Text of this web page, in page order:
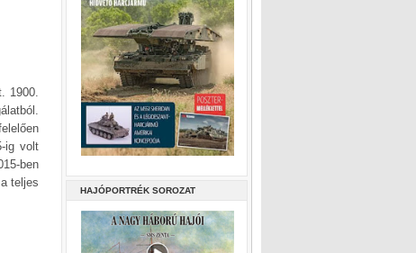
1900.
ig volt
ben
teljes
HAJÓPORTRÉK SOROZAT